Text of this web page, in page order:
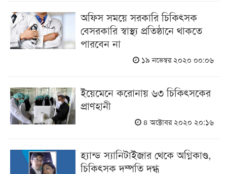
অফিস সময়ে সরকারি চিকিৎসক
বেসরকারি স্বাস্থ্য প্রতিষ্ঠানে থাকতে
পারবেন না
১৯ নভেম্বর ২০২০ ০০:০৬
ইয়েমেনে করোনায় ৬৩ চিকিৎসকের
প্রাণহানী
৪ অক্টোবর ২০২০ ২০:১৬
হ্যান্ড স্যানিটাইজার থেকে অগ্নিকাণ্ড,
চিকিৎসক দম্পতি দগ্ধ